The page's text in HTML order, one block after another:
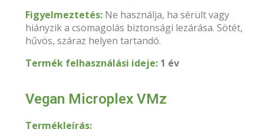
Figyelmeztetés:Ne használja, ha sérült vagy
hiányzik a csomagolás biztonsági lezárása. Sötét,
hűvös, száraz helyen tartandó.
Termék felhasználási ideje:1 év
Vegan Microplex VMz
Termékleírás: